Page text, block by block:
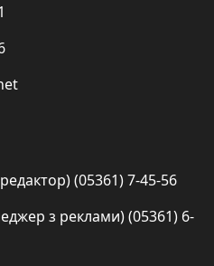
(05361) 7-45-56
з реклами) (05361) 6-